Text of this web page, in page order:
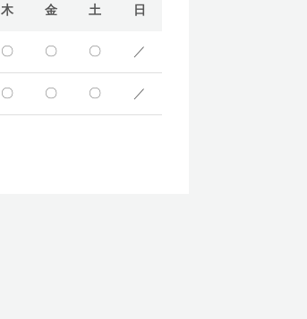
木 金 土 日
〇 〇 〇 ／
〇 〇 〇 ／